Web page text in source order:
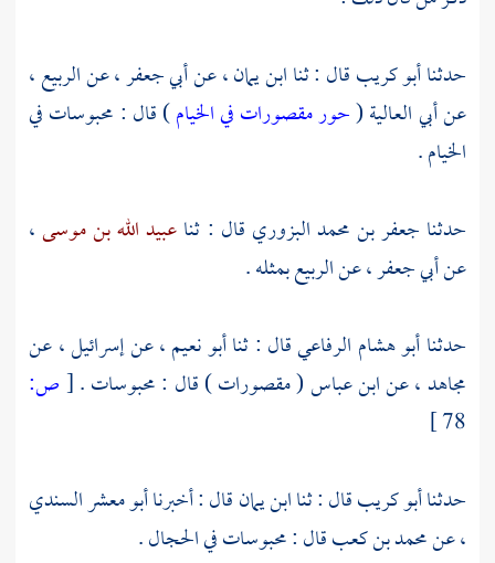
حدثناأبو كريبقال : ثناابن يمان، عنأبي جعفر، عنالربيع،
عنأبي العالية(حور مقصورات في الخيام) قال : محبوسات في
الخيام .
حدثنا جعفر بن محمد البزوري قال : ثناعبيد الله بن موسى،
عنأبي جعفر، عنالربيعبمثله .
حدثناأبو هشام الرفاعيقال : ثناأبو نعيم، عنإسرائيل، عن
مجاهد، عنابن عباس( مقصورات ) قال : محبوسات .[ص:
78 ]
حدثناأبو كريبقال : ثناابن يمانقال : أخبرناأبو معشر السندي
، عنمحمد بن كعبقال : محبوسات في الحجال .